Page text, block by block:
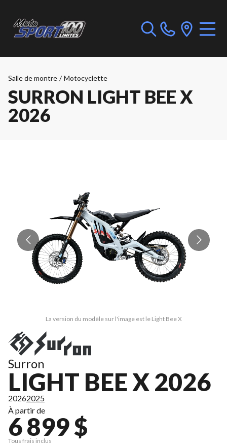
Salle de montre / Motocyclette
SURRON LIGHT BEE X
2026
La version du modèle sur l'image est le Light Bee X
Surron
LIGHT BEE X 2026
20262025
À partir de
6 899 $
Tous frais inclus